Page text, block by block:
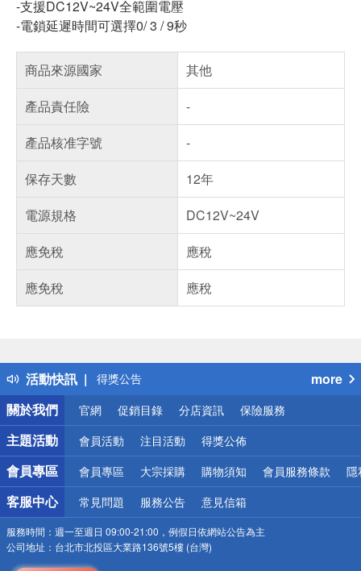
-支援DC12V~24V全範圍電壓
-電鎖延遲時間可選擇0/ 3 / 9秒
商品來源國家
其他
產品責任險
-
產品核准字號
-
保存天數
12年
電源規格
DC12V~24V
應免稅
應稅
應免稅
應稅
活動快訊
得獎公告
熱門話題
銀行優惠
偏遠地區配送
詐騙網頁！請小心！
more
關於我們
官網 促銷目錄 分店資訊 保險服務
主題活動 會員活動 注目活動 得獎公佈
會員專區 會員專區 大宗採購 購物須知 會員服務條款 隱
客服中心 常見問題 服務公告 意見信箱
服務時間： 週一至週日 09:00-21:00，例假日依網站公告為主
公司地址： 台北市北投區大業路136號5樓 (台灣)